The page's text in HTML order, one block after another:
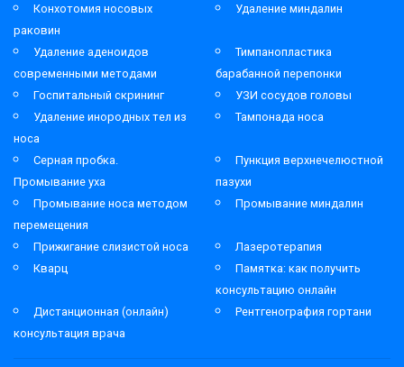
Конхотомия носовых
раковин
Удаление миндалин
Удаление аденоидов
современными методами
Тимпанопластика
барабанной перепонки
Госпитальный скрининг
УЗИ сосудов головы
Удаление инородных тел из
носа
Тампонада носа
Серная пробка.
Промывание уха
Пункция верхнечелюстной
пазухи
Промывание носа методом
перемещения
Промывание миндалин
Прижигание слизистой носа
Лазеротерапия
Кварц
Памятка: как получить
консультацию онлайн
Дистанционная (онлайн)
консультация врача
Рентгенография гортани